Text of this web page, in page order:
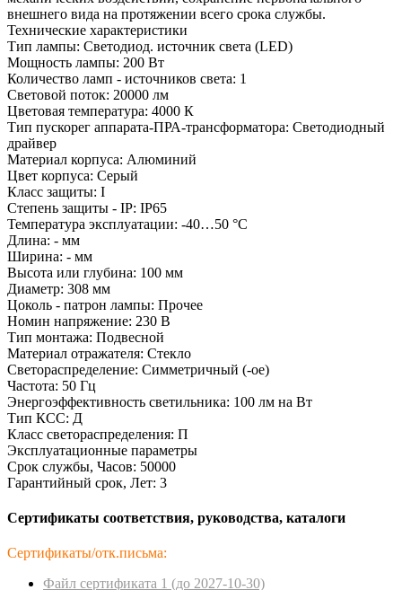
внешнего вида на протяжении всего срока службы.
Технические характеристики
Тип лампы: Светодиод. источник света (LED)
Мощность лампы: 200 Вт
Количество ламп - источников света: 1
Световой поток: 20000 лм
Цветовая температура: 4000 К
Тип пускорег аппарата-ПРА-трансформатора: Светодиодный
драйвер
Материал корпуса: Алюминий
Цвет корпуса: Серый
Класс защиты: I
Степень защиты - IP: IP65
Температура эксплуатации: -40…50 °C
Длина: - мм
Ширина: - мм
Высота или глубина: 100 мм
Диаметр: 308 мм
Цоколь - патрон лампы: Прочее
Номин напряжение: 230 В
Тип монтажа: Подвесной
Материал отражателя: Стекло
Светораспределение: Симметричный (-ое)
Частота: 50 Гц
Энергоэффективность светильника: 100 лм на Вт
Тип КСС: Д
Класс светораспределения: П
Эксплуатационные параметры
Срок службы, Часов: 50000
Гарантийный срок, Лет: 3
Сертификаты соответствия, руководства, каталоги
Сертификаты/отк.письма:
Файл сертификата 1 (до 2027-10-30)